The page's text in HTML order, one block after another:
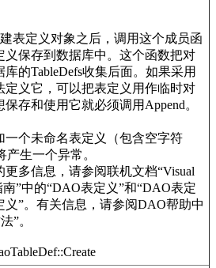
建表定义对象之后，调用这个成员函
义保存到数据库中。这个函数把对
的TableDefs收集后面。如果采用
定义它，可以把表定义用作临时对
存和使用它就必须调用Append。
一个未命名表定义（包含空字符
产生一个异常。
更多信息，请参阅联机文档“Visual
”中的“DAO表定义”和“DAO表定
义”。有关信息，请参阅DAO帮助中
”。